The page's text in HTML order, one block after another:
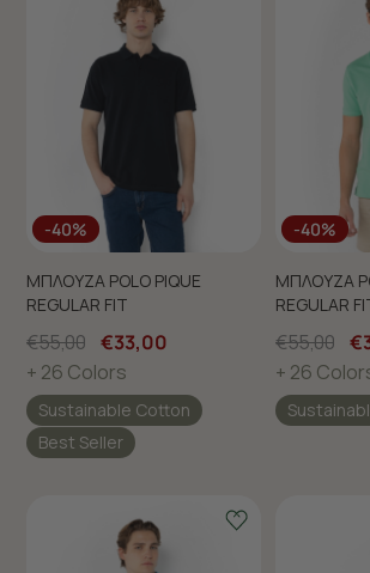
-40%
ΜΠΛΟΥΖΑ POLO PIQUE
REGULAR FIT
€55,00 €33,00
+ 26 Colors
Sustainable Cotton
Best Seller
-40%
ΜΠΛΟΥΖΑ
REGULAR
€55,00
+ 26